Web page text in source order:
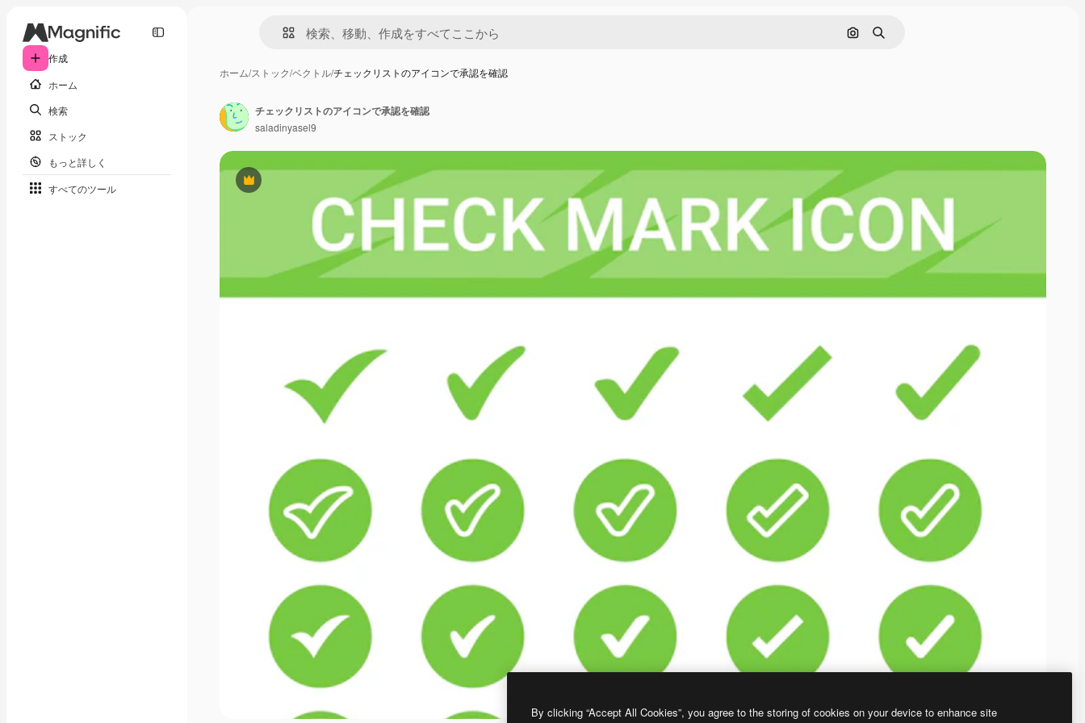
作成
ホーム
検索
ストック
もっと詳しく
すべてのツール
画像で検索
検索
ホーム/ストック/ベクトル/チェックリストのアイコンで承認を確認
Premium
チェックリストのアイコンで承認を確認
saladinyasel9
By clicking “Accept All Cookies”, you agree to the storing of cookies on your device to enhance site